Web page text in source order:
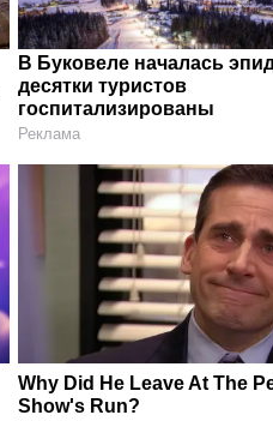
В Буковеле началась
десятки туристов
госпитализированы
Реклама
Why Did He Leave At The
Show's Run?